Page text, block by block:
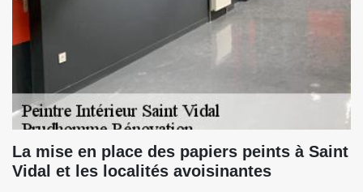
La mise en place des papiers peints à Saint
Vidal et les localités avoisinantes